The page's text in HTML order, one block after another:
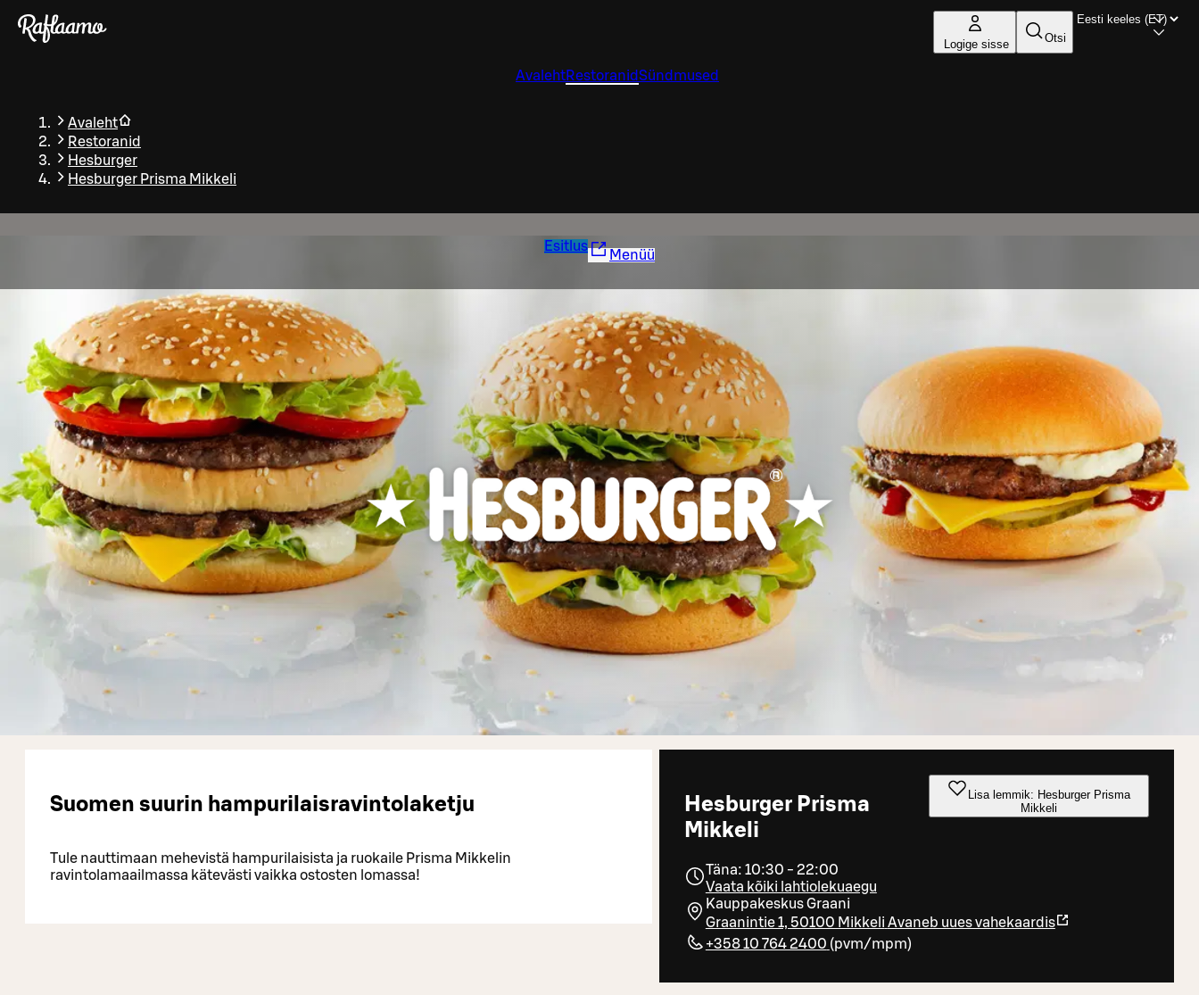
Liigu peamise sisu juurde
Logige sisse Otsi
AvalehtRestoranidSündmused
Avaleht
Restoranid
Hesburger
Hesburger Prisma Mikkeli
Esitlus
Menüü
Hesburger Prisma
Mikkeli
Lisa lemmik: Hesburger Prisma
Mikkeli
Täna: 10:30 - 22:00
Vaata kõiki lahtiolekuaegu
Kauppakeskus Graani
Graanintie 1, 50100 Mikkeli Avaneb uues vahekaardis
+358 10 764 2400 (pvm/mpm)
Suomen suurin hampurilaisravintolaketju
Tule nauttimaan mehevistä hampurilaisista ja ruokaile Prisma Mikkelin
ravintolamaailmassa kätevästi vaikka ostosten lomassa!